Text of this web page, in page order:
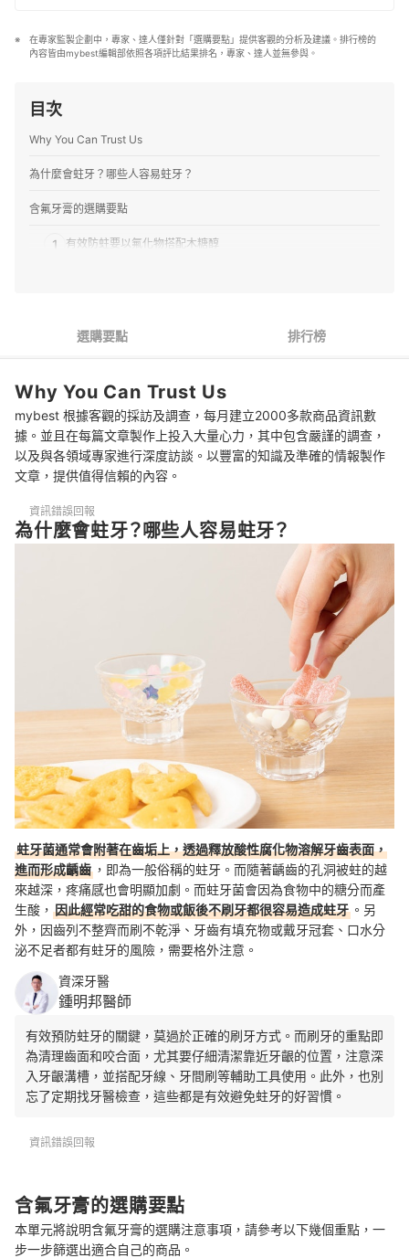
並參與兒童援助計劃，希望能以微薄之力對社會有所貢
獻。
在專家監製企劃中，專家、達人僅針對「選購要點」提供客觀的分析及建議。排行榜的
內容皆由mybest編輯部依照各項評比結果排名，專家、達人並無參與。
目次
Why You Can Trust Us
為什麼會蛀牙？哪些人容易蛀牙？
含氟牙膏的選購要點
1 有效防蛀要以氟化物搭配木糖醇
4 口味可以幫助幼兒更願意使用牙膏
含氟牙膏 推薦排行榜
用含氟牙膏會長痘痘嗎？
不小心吞下牙膏怎麼辦？
想要讓牙齒更潔白不妨參考
選購要點 排行榜
Why You Can Trust Us
mybest 根據客觀的採訪及調查，每月建立2000多款商品資訊數
據。並且在每篇文章製作上投入大量心力，其中包含嚴謹的調查，
以及與各領域專家進行深度訪談。以豐富的知識及準確的情報製作
文章，提供值得信賴的內容。
資訊錯誤回報
為什麼會蛀牙？哪些人容易蛀牙？
蛀牙菌通常會附著在齒垢上，透過釋放酸性腐化物溶解牙齒表面，
進而形成齲齒 ，即為一般俗稱的蛀牙。而隨著齲齒的孔洞被蛀的越
來越深，疼痛感也會明顯加劇。而蛀牙菌會因為食物中的糖分而產
生酸， 因此經常吃甜的食物或飯後不刷牙都很容易造成蛀牙 。另
外，因齒列不整齊而刷不乾淨、牙齒有填充物或戴牙冠套、口水分
泌不足者都有蛀牙的風險，需要格外注意。
資深牙醫
鍾明邦醫師
有效預防蛀牙的關鍵，莫過於正確的刷牙方式。而刷牙的重點即
為清理齒面和咬合面，尤其要仔細清潔靠近牙齦的位置，注意深
入牙齦溝槽，並搭配牙線、牙間刷等輔助工具使用。此外，也別
忘了定期找牙醫檢查，這些都是有效避免蛀牙的好習慣。
資訊錯誤回報
含氟牙膏的選購要點
本單元將說明含氟牙膏的選購注意事項，請參考以下幾個重點，一
步一步篩選出適合自己的商品。